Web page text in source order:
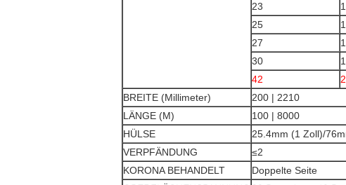
23
25
27
30
42
BREITE (Millimeter)
200 | 2210
LÄNGE (M)
100 | 8000
HÜLSE
25.4mm (1 Zoll)/
VERPFÄNDUNG
≤2
KORONA BEHANDELT
Doppelte Seite